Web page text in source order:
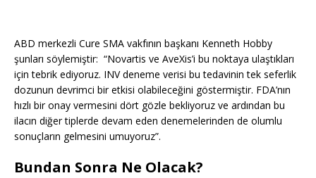
ABD merkezli Cure SMA vakfının başkanı Kenneth Hobby
şunları söylemiştir: “Novartis ve AveXis’i bu noktaya ulaştıkları
için tebrik ediyoruz. INV deneme verisi bu tedavinin tek seferlik
dozunun devrimci bir etkisi olabileceğini göstermiştir. FDA’nın
hızlı bir onay vermesini dört gözle bekliyoruz ve ardından bu
ilacın diğer tiplerde devam eden denemelerinden de olumlu
sonuçların gelmesini umuyoruz”.
Bundan Sonra Ne Olacak?